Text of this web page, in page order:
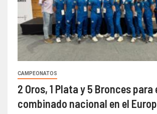
CAMPEONATOS
2 Oros, 1 Plata y 5 Bronces para
combinado nacional en el